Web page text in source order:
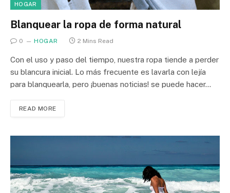
HOGAR
Blanquear la ropa de forma natural
0 HOGAR 2 Mins Read
Con el uso y paso del tiempo, nuestra ropa tiende a perder
su blancura inicial. Lo más frecuente es lavarla con lejía
para blanquearla, pero ¡buenas noticias! se puede hacer…
READ MORE